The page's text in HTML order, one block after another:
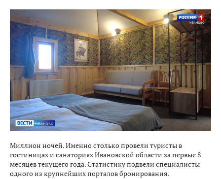
Миллион ночей. Именно столько провели туристы в
гостиницах и санаториях Ивановской области за первые 8
месяцев текущего года. Статистику подвели специалисты
одного из крупнейших порталов бронирования.